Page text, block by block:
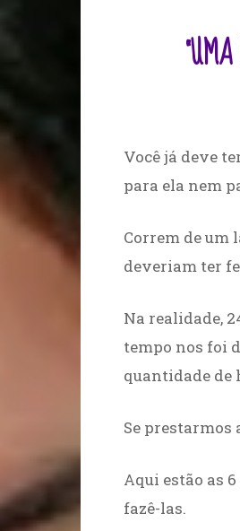
Você já deve
para ela nem
Correm de um
deveriam ter
Na realidade,
tempo nos foi
quantidade de
Se prestarmos
Aqui estão as
fazê-las.